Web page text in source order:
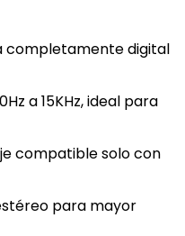
completamente digital
a 15KHz, ideal para
compatible solo con
para mayor